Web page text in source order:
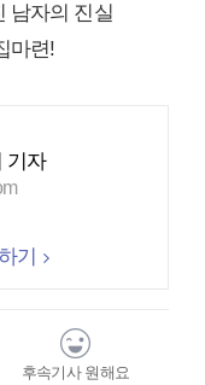
남자의 진실
마련!
기자
기
후속기사 원해요